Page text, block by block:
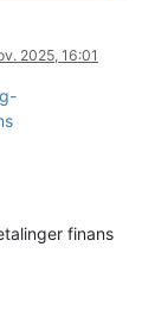
2025, 16:01
finans